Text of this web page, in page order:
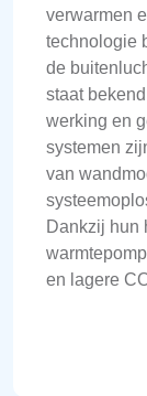
verwarmen
technologie
de
staat
werking en
systemen
van
Dankzij hun
en lagere